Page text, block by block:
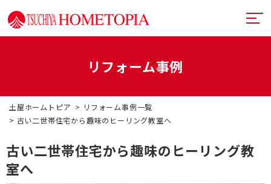
提案力
技術力
デザイン
リフォームメニュー
リフォームの流れ
戸建てリフォーム
超断熱・超換気
お近くのショールーム
リフォーム事例
土屋ホームトピア
リフォーム事例一覧
古い二世帯住宅から趣味のヒーリング教室へ
古い二世帯住宅から趣味のヒーリング教
室へ